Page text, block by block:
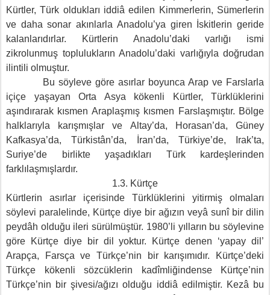
Kürtler, Türk oldukları iddiâ edilen Kimmerlerin, Sümerlerin
ve daha sonar akınlarla Anadolu’ya giren İskitlerin geride
kalanlarıdırlar. Kürtlerin Anadolu’daki varlığı ismi
zikrolunmuş toplulukların Anadolu’daki varlığıyla doğrudan
ilintili olmuştur.
Bu söyleve göre asırlar boyunca Arap ve Farslarla
içiçe yaşayan Orta Asya kökenli Kürtler, Türklüklerini
aşındırarak kısmen Araplaşmış kısmen Farslaşmıştır. Bölge
halklarıyla karışmışlar ve Altay’da, Horasan’da, Güney
Kafkasya’da, Türkistân’da, İran’da, Türkiye’de, Irak’ta,
Suriye’de birlikte yaşadıkları Türk kardeşlerinden
farklılaşmışlardır.
1.3. Kürtçe
Kürtlerin asırlar içerisinde Türklüklerini yitirmiş olmaları
söylevi paralelinde, Kürtçe diye bir ağızın veyâ sunî bir dilin
peydâh olduğu ileri sürülmüştür. 1980’li yılların bu söylevine
göre Kürtçe diye bir dil yoktur. Kürtçe denen ‘yapay dil’
Arapça, Farsça ve Türkçe’nin bir karışımıdır. Kürtçe’deki
Türkçe kökenli sözcüklerin kadîmliğindense Kürtçe’nin
Türkçe’nin bir şivesi/ağızı olduğu iddiâ edilmiştir. Kezâ bu